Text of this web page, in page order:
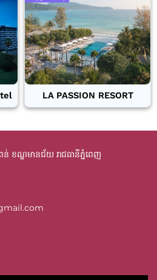
LA PASSION RESORT
ន់ ខណ្ឌមានជ័យ រាជធានីភ្នំពេញ